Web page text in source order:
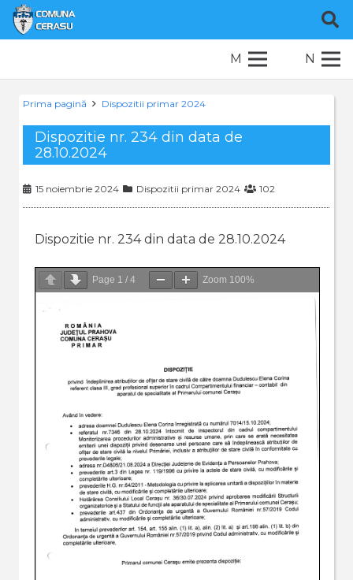
M N
Prima pagină Dispozitii primar 2024
Dispozitie nr. 234 din data de
28.10.2024
15 noiembrie 2024 Dispozitii primar 2024 102
Dispozitie nr. 234 din data de 28.10.2024
Page 1 / 4 Zoom 100%